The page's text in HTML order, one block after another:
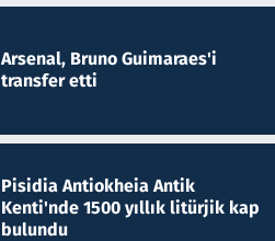
Arsenal, Bruno Guimaraes'i
transfer etti
Pisidia Antiokheia Antik
Kenti'nde 1500 yıllık litürjik kap
bulundu